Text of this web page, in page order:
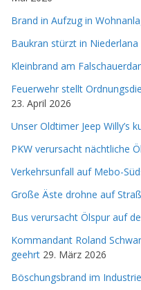
Brand in Aufzug in
Baukran stürzt in Niederlana
Kleinbrand am
Feuerwehr stellt
23. April 2026
Unser Oldtimer Jeep Willy’s
PKW verursacht nächtliche
Verkehrsunfall auf Mebo-
Große Äste drohne auf
Bus verursacht Ölspur auf
Kommandant Roland
geehrt 29. März 2026
Böschungsbrand im